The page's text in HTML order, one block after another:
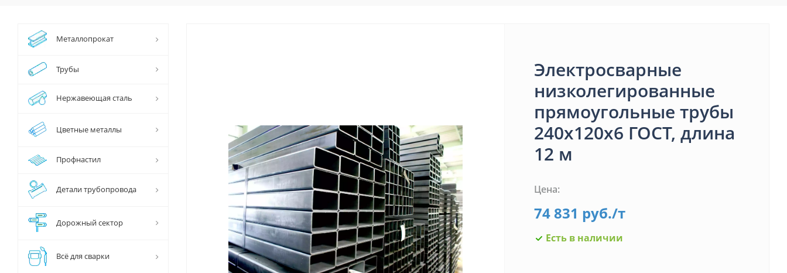
Электросварные
низколегированные
прямоугольные трубы
240х120х6 ГОСТ, длина
12 м
Цена:
74 831 руб./т
Есть в наличии
Металлопрокат
Трубы
Нержавеющая сталь
Цветные металлы
Профнастил
Детали трубопровода
Дорожный сектор
Всё для сварки